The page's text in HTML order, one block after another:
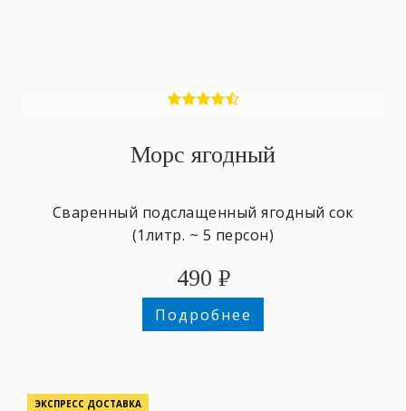
Морс ягодный
Сваренный подслащенный ягодный сок
(1литр. ~ 5 персон)
490 ₽
Подробнее
ЭКСПРЕСС ДОСТАВКА